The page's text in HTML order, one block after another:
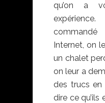
qu’on a
Internet, on
un chalet
on leur a
des trucs
dire ce qu’ils